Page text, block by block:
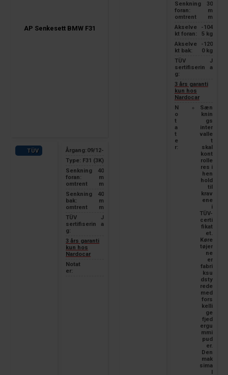
AP Senkesett BMW F31
TÜV Årgang: 09/12-
Type: F31 (3K)
Senkning
foran:
omtrent
40
m
m
Senkning
bak:
omtrent
40
m
m
TÜV
sertifiserin
g:
J
a
3 års garanti
kun hos
Nardocar
Notat
er:
Senkning
foran:
omtrent
30
m
m
Akselve
kt foran:
-104
5 kg
Akselve
kt bak:
-120
0 kg
TÜV
sertifiserin
g:
J
a
3 års garanti
kun hos
Nardocar
N
o
t
a
t
e
r:
Sæn
knin
gs
inter
valle
t
skal
kont
rolle
res i
hen
hold
til
krav
ene
i
TÜV-
certi
fikat
et.
Køre
tøjer
ne
er
fabri
ksu
dsty
rede
med
fors
kelli
ge
fjed
ergu
mmi
pud
er.
Den
mak
sima